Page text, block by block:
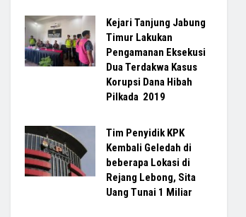
Kejari Tanjung Jabung
Timur Lakukan
Pengamanan Eksekusi
Dua Terdakwa Kasus
Korupsi Dana Hibah
Pilkada 2019
Tim Penyidik KPK
Kembali Geledah di
beberapa Lokasi di
Rejang Lebong, Sita
Uang Tunai 1 Miliar